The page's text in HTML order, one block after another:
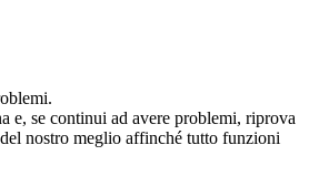
e, se continui ad avere problemi, riprova
nostro meglio affinché tutto funzioni